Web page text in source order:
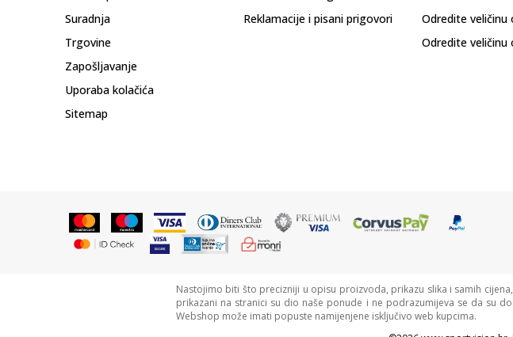
Suradnja
Trgovine
Zapošljavanje
Uporaba kolačića
Sitemap
Reklamacije i pisani prigovori
Odredite veličinu
Odredite veličinu
Nastojimo biti što precizniji u opisu proizvoda, prikazu slika i samih
prikazani na stranici su dio naše ponude i ne podrazumijeva se da su
Webshop može imati popuste namijenjene isključivo web kupcima.